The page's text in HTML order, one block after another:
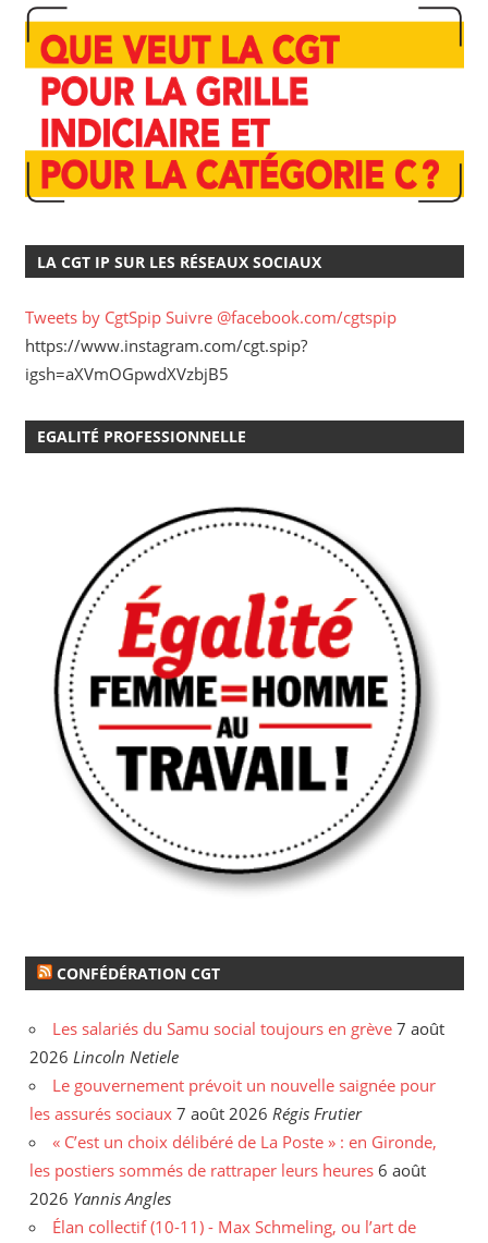
LA CGT IP SUR LES RÉSEAUX SOCIAUX
Tweets by CgtSpip Suivre @facebook.com/cgtspip
https://www.instagram.com/cgt.spip?
igsh=aXVmOGpwdXVzbjB5
EGALITÉ PROFESSIONNELLE
CONFÉDÉRATION CGT
Les salariés du Samu social toujours en grève 7 août
2026 Lincoln Netiele
Le gouvernement prévoit un nouvelle saignée pour
les assurés sociaux 7 août 2026 Régis Frutier
« C’est un choix délibéré de La Poste » : en Gironde,
les postiers sommés de rattraper leurs heures 6 août
2026 Yannis Angles
Élan collectif (10-11) - Max Schmeling, ou l’art de